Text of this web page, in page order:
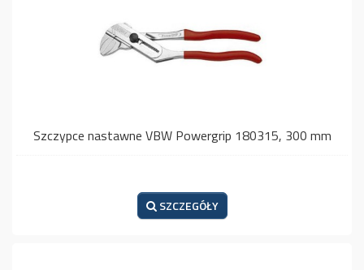
Szczypce nastawne VBW Powergrip 180315, 300 mm
SZCZEGÓŁY